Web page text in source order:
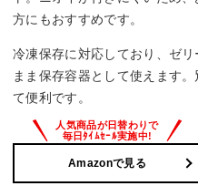
方にもおすすめです。
冷凍保存に対応しており、ゼ
まま保存容器として使えます
て便利です。
Amazonで見る